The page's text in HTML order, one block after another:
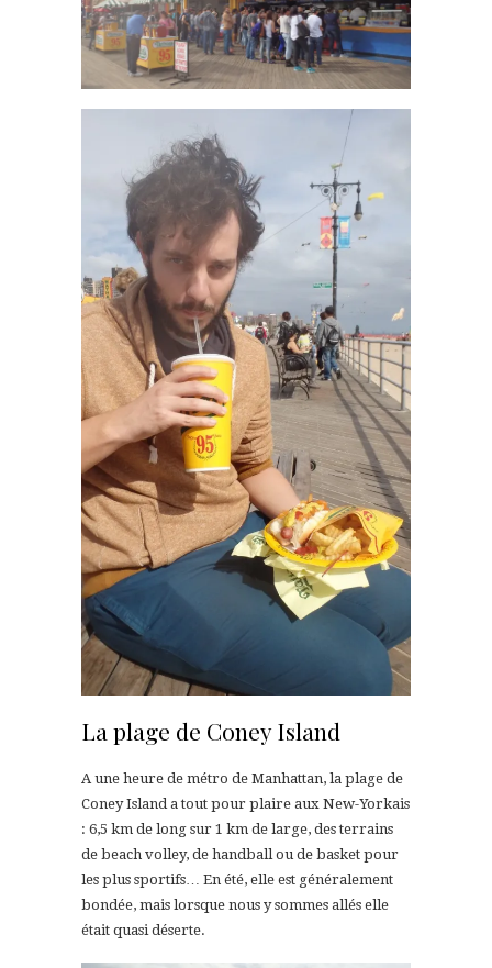
La plage de Coney Island
A une heure de métro de Manhattan, la plage de
Coney Island a tout pour plaire aux New-Yorkais
: 6,5 km de long sur 1 km de large, des terrains
de beach volley, de handball ou de basket pour
les plus sportifs… En été, elle est généralement
bondée, mais lorsque nous y sommes allés elle
était quasi déserte.